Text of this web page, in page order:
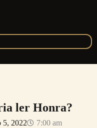
ler Honra?
5, 2022
7:00 am